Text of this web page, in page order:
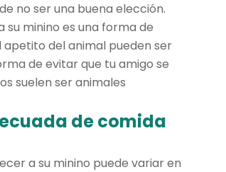
no ser una buena elección.
minino es una forma de
apetito del animal pueden ser
de evitar que tu amigo se
suelen ser animales
de comida
a su minino puede variar en